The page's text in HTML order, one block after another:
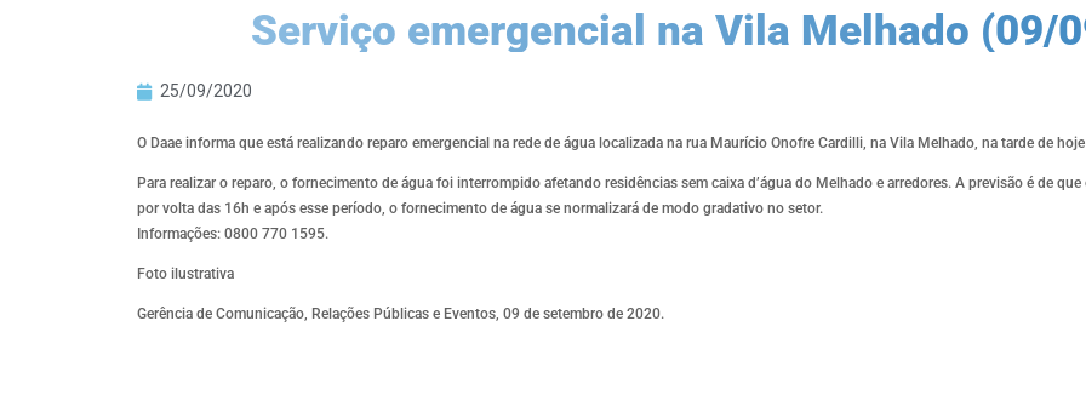
Serviço emergencial na Vila Melhado (09/
25/09/2020
O Daae informa que está realizando reparo emergencial na rede de água localizada na rua Maurício Onofre Cardilli, na Vila Melhado, na tarde de
Para realizar o reparo, o fornecimento de água foi interrompido afetando residências sem caixa d’água do Melhado e arredores. A previsão é de
por volta das 16h e após esse período, o fornecimento de água se normalizará de modo gradativo no setor.
Informações: 0800 770 1595.
Foto ilustrativa
Gerência de Comunicação, Relações Públicas e Eventos, 09 de setembro de 2020.